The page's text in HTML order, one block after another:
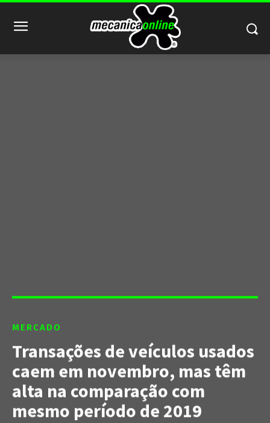
MERCADO
Transações de veículos usados
caem em novembro, mas têm
alta na comparação com
mesmo período de 2019